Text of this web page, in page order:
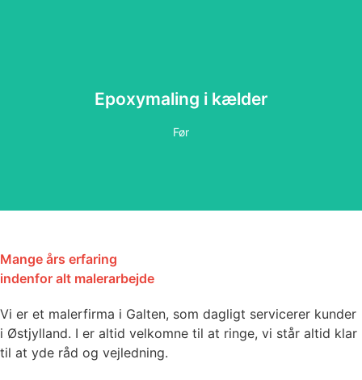
Epoxymaling i kælder
Før
Mange års erfaring
indenfor alt malerarbejde
Vi er et malerfirma i Galten, som dagligt servicerer kunder
i Østjylland. I er altid velkomne til at ringe, vi står altid klar
til at yde råd og vejledning.